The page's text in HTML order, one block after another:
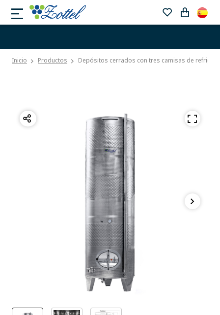
Inicio Productos Depósitos cerrados con tres camisas de